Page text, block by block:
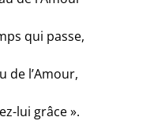
qui passe,
de l’Amour,
lui grâce ».